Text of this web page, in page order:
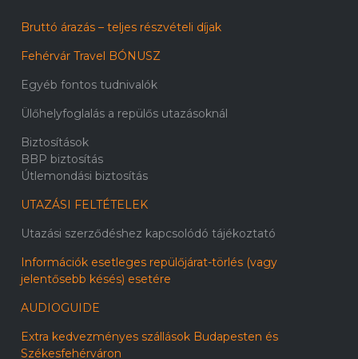
Bruttó árazás – teljes részvételi díjak
Fehérvár Travel BÓNUSZ
Egyéb fontos tudnivalók
Ülőhelyfoglalás a repülős utazásoknál
Biztosítások
BBP biztosítás
Útlemondási biztosítás
UTAZÁSI FELTÉTELEK
Utazási szerződéshez kapcsolódó tájékoztató
Információk esetleges repülőjárat-törlés (vagy
jelentősebb késés) esetére
AUDIOGUIDE
Extra kedvezményes szállások Budapesten és
Székesfehérváron